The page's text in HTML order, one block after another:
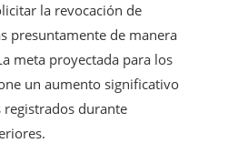
la revocación de
presuntamente de manera
meta proyectada para los
un aumento significativo
registrados durante